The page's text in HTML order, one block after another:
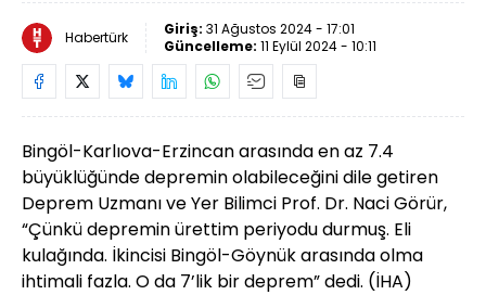
Habertürk Giriş: 31 Ağustos 2024 - 17:01
Güncelleme: 11 Eylül 2024 - 10:11
Bingöl-Karlıova-Erzincan arasında en az 7.4
büyüklüğünde depremin olabileceğini dile getiren
Deprem Uzmanı ve Yer Bilimci Prof. Dr. Naci Görür,
“Çünkü depremin ürettim periyodu durmuş. Eli
kulağında. İkincisi Bingöl-Göynük arasında olma
ihtimali fazla. O da 7’lik bir deprem” dedi. (İHA)